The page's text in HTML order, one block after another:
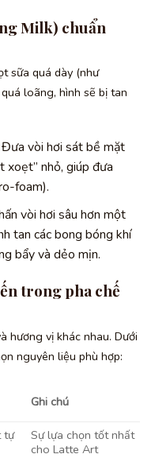
Milk) chuẩn
sữa quá dày (như
loãng, hình sẽ bị tan
vòi hơi sát bề mặt
xoẹt” nhỏ, giúp đưa
foam).
vòi hơi sâu hơn một
tan các bong bóng khí
bẩy và dẻo mịn.
trong pha chế
hương vị khác nhau. Dưới
nguyên liệu phù hợp:
Ghi chú
tự
Sự lựa chọn tốt nhất
cho Latte Art